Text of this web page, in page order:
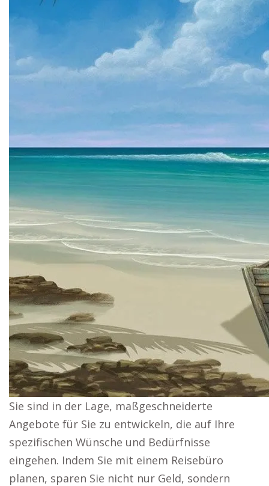
Sie sind in der Lage, maßgeschneiderte
Angebote für Sie zu entwickeln, die auf Ihre
spezifischen Wünsche und Bedürfnisse
eingehen. Indem Sie mit einem Reisebüro
planen, sparen Sie nicht nur Geld, sondern